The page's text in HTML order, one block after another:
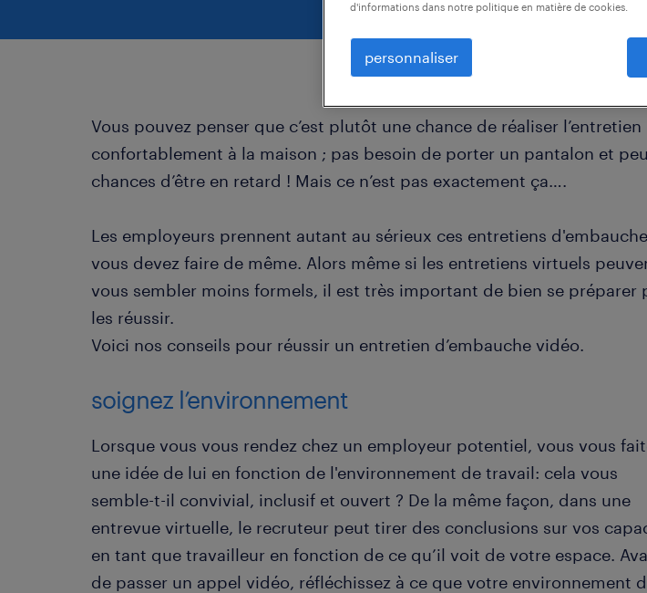
Vous pouvez penser que c’est plutôt une chance de réaliser l’entretien
confortablement à la maison ; pas besoin de porter un pantalon et
chances d’être en retard ! Mais ce n’est pas exactement ça….
Les employeurs prennent autant au sérieux ces entretiens
vous devez faire de même. Alors même si les entretiens virtuels
vous sembler moins formels, il est très important de bien se préparer
les réussir.
Voici nos conseils pour réussir un entretien d’embauche vidéo.
soignez l’environnement
Lorsque vous vous rendez chez un employeur potentiel, vous vous
une idée de lui en fonction de l'environnement de travail: cela vous
semble-t-il convivial, inclusif et ouvert ? De la même façon, dans une
entrevue virtuelle, le recruteur peut tirer des conclusions sur vos
en tant que travailleur en fonction de ce qu’il voit de votre espace.
de passer un appel vidéo, réfléchissez à ce que votre environnement
d'informations dans notre politique en matière de cookies.
personnaliser